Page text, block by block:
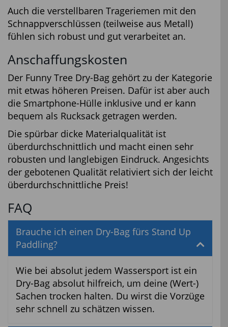
Auch die verstellbaren Trageriemen mit den
Schnappverschlüssen (teilweise aus Metall)
fühlen sich robust und gut verarbeitet an.
Anschaffungskosten
Der Funny Tree Dry-Bag gehört zu der Kategorie
mit etwas höheren Preisen. Dafür ist aber auch
die Smartphone-Hülle inklusive und er kann
bequem als Rucksack getragen werden.
Die spürbar dicke Materialqualität ist
überdurchschnittlich und macht einen sehr
robusten und langlebigen Eindruck. Angesichts
der gebotenen Qualität relativiert sich der leicht
überdurchschnittliche Preis!
FAQ
Brauche ich einen Dry-Bag fürs Stand Up
Paddling?
Wie bei absolut jedem Wassersport ist ein
Dry-Bag absolut hilfreich, um deine (Wert-)
Sachen trocken halten. Du wirst die Vorzüge
sehr schnell zu schätzen wissen.